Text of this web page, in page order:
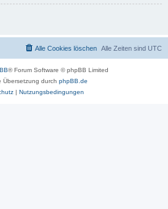
Alle Zeiten sind UTC
Alle Cookies löschen
® Forum Software © phpBB Limited
Übersetzung durch phpBB.de
| Nutzungsbedingungen